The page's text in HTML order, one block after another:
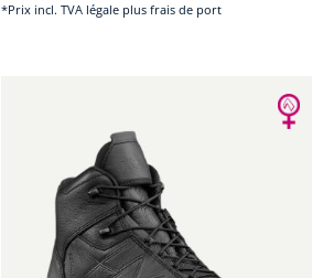
*Prix incl. TVA légale plus frais de port